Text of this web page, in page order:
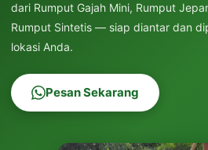
dari Rumput Gajah Mini, Rumput
Rumput Sintetis — siap diantar dan
lokasi Anda.
Pesan Sekarang